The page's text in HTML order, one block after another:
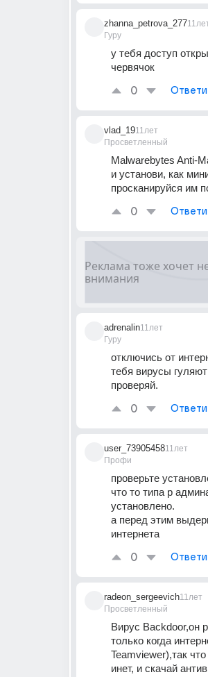
zhanna_petrova_277
Гуру
у тебя доступ
червячок
0
vlad_19
Просветленный
11лет
Malwarebytes Anti-
и установи, как
просканируйся им
0
adrenalin
Гуру
11лет
отключись от
тебя вирусы
проверяй.
0
user_73905458
Профи
11лет
проверьте
что то типа р
установлено.
а перед этим
интернета
0
radeon_sergeevich
Просветленный
11лет
Вирус Backdoor,он
только когда
Teamviewer),так
инет, и скачай